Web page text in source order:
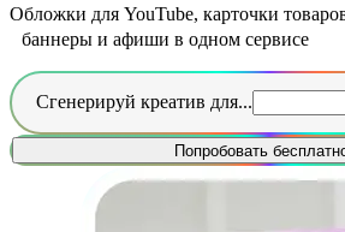
Обложки для YouTube, карточки
баннеры и афиши в одном сервисе
Сгенерируй креатив для...
Попробовать